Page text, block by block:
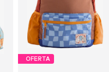
OFERTA